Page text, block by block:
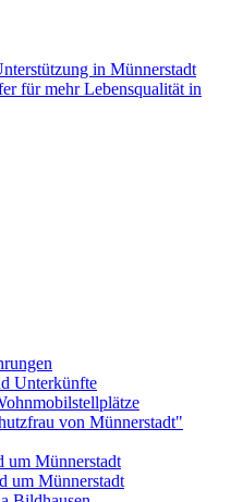
in Münnerstadt
für mehr Lebensqualität in
Unterkünfte
von Münnerstadt"
um Münnerstadt
um Münnerstadt